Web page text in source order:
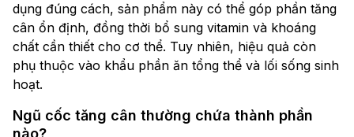
dụng đúng cách, sản phẩm này có thể góp phần tăng
cân ổn định, đồng thời bổ sung vitamin và khoáng
chất cần thiết cho cơ thể. Tuy nhiên, hiệu quả còn
phụ thuộc vào khẩu phần ăn tổng thể và lối sống sinh
hoạt.
Ngũ cốc tăng cân thường chứa thành phần